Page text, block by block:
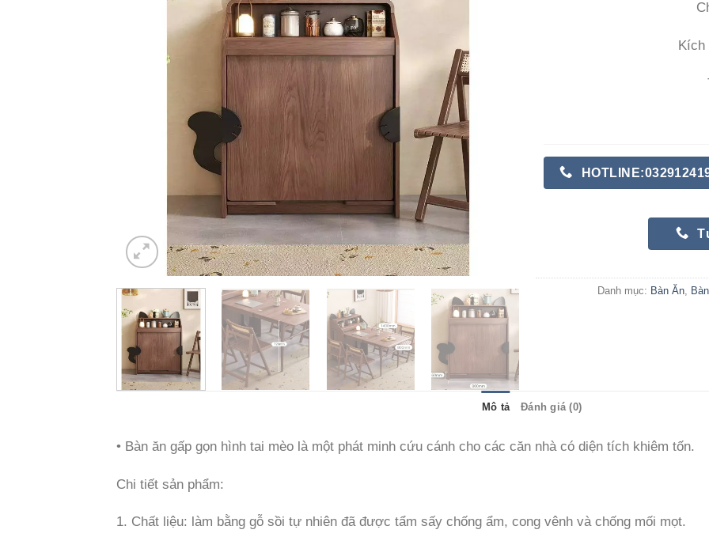
Kích
Danh mục: Bàn Ăn,
Mô tả Đánh giá (0)
• Bàn ăn gấp gọn hình tai mèo là một phát minh cứu cánh cho các căn nhà có diện tích khiêm tốn.
Chi tiết sản phẩm:
1. Chất liệu: làm bằng gỗ sồi tự nhiên đã được tẩm sấy chống ẩm, cong vênh và chống mối mọt.